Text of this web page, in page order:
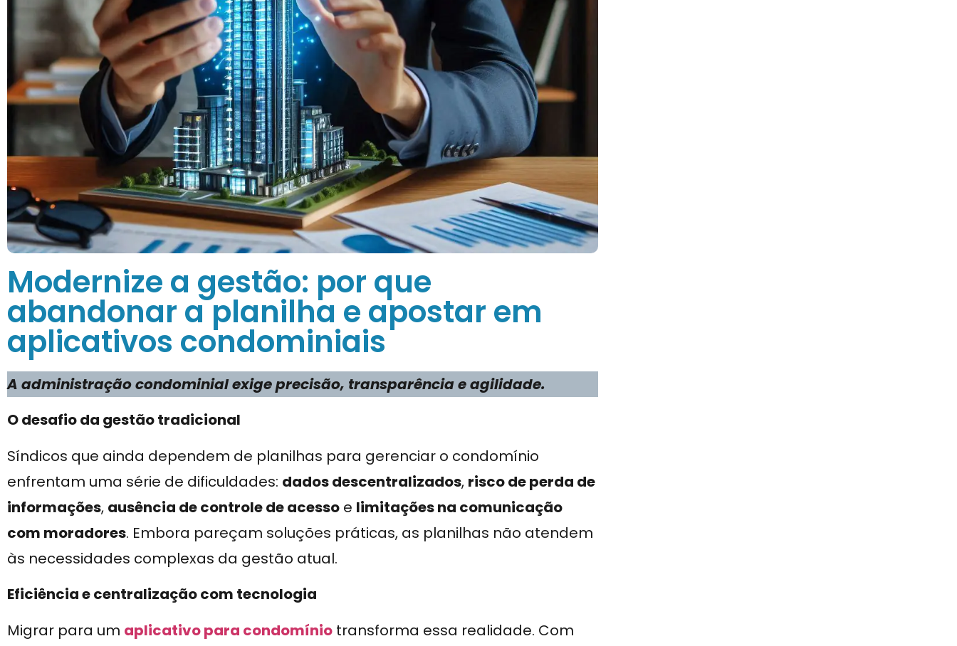
Modernize a gestão: por que
abandonar a planilha e apostar em
aplicativos condominiais
A administração condominial exige precisão, transparência e agilidade.
O desafio da gestão tradicional
Síndicos que ainda dependem de planilhas para gerenciar o condomínio
enfrentam uma série de dificuldades: dados descentralizados, risco de perda de
informações, ausência de controle de acesso e limitações na comunicação
com moradores. Embora pareçam soluções práticas, as planilhas não atendem
às necessidades complexas da gestão atual.
Eficiência e centralização com tecnologia
Migrar para um aplicativo para condomínio transforma essa realidade. Com